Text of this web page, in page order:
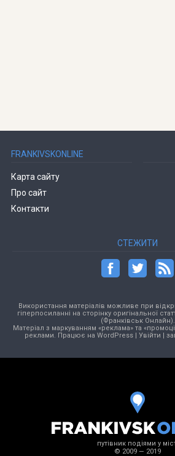
FRANKIVSKONLINE
Карта сайту
Про сайт
Контакти
СТЕЖИТИ
Використання матеріалів можливе при
гіперпосиланні на сторінку оригінальної
(Франківськ Онлайн).
Матеріал з маркуванням «реклама» та
реклами. Працює на WordPress| Увійти |
путівник подіями у
© 2009 — 2019